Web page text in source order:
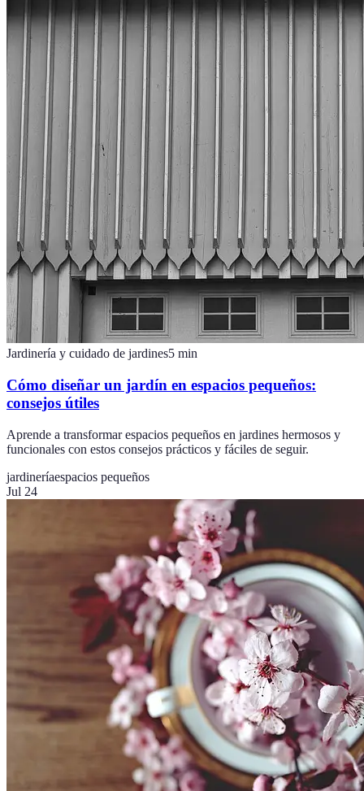
Jardinería y cuidado de jardines5 min
Cómo diseñar un jardín en espacios pequeños:
consejos útiles
Aprende a transformar espacios pequeños en jardines hermosos y
funcionales con estos consejos prácticos y fáciles de seguir.
jardineríaespacios pequeños
Jul 24